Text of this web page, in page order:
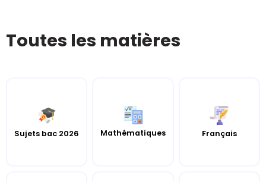
Toutes les matières
Sujets bac 2026 Mathématiques Français